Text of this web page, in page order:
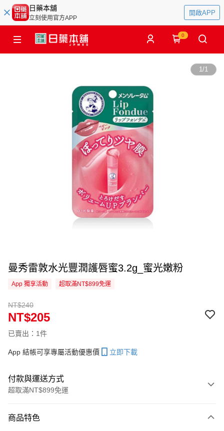
日藥本舖
立刻使用官方APP
開啟APP
0
1/1
曼秀雷敦水光豐潤護唇蜜3.2g_蜜光嫩粉
App 獨享活動 超取滿NT$899免運
NT$240
NT$205
已賣出：1件
App 結帳可享專屬活動優惠價 立即下載
付款與運送方式
超取滿NT$899免運
信用卡一次付款
商品特色